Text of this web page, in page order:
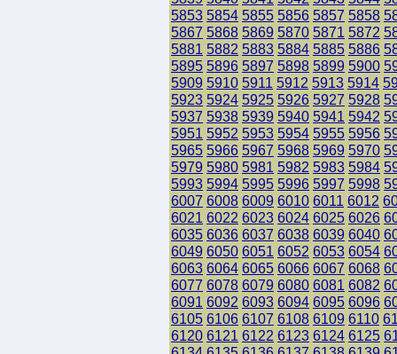
5853 5854 5855 5856 5857 5858
5867 5868 5869 5870 5871 5872
5881 5882 5883 5884 5885 5886
5895 5896 5897 5898 5899 5900
5909 5910 5911 5912 5913 5914
5923 5924 5925 5926 5927 5928
5937 5938 5939 5940 5941 5942
5951 5952 5953 5954 5955 5956
5965 5966 5967 5968 5969 5970
5979 5980 5981 5982 5983 5984
5993 5994 5995 5996 5997 5998
6007 6008 6009 6010 6011 6012
6021 6022 6023 6024 6025 6026
6035 6036 6037 6038 6039 6040
6049 6050 6051 6052 6053 6054
6063 6064 6065 6066 6067 6068
6077 6078 6079 6080 6081 6082
6091 6092 6093 6094 6095 6096
6105 6106 6107 6108 6109 6110
6120 6121 6122 6123 6124 6125